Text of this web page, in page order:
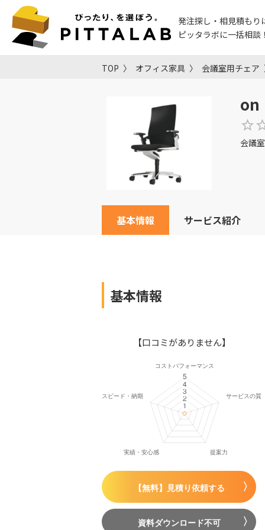
発注探し・相見積もり
ピッタラボに一括相談
TOP オフィス家具 会議室用チェア
on
会議
基本情報 サービス紹介
基本情報
【口コミがありません】
【無料】見積り依頼する
資料ダウンロード不可